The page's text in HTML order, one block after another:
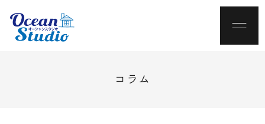
コラム